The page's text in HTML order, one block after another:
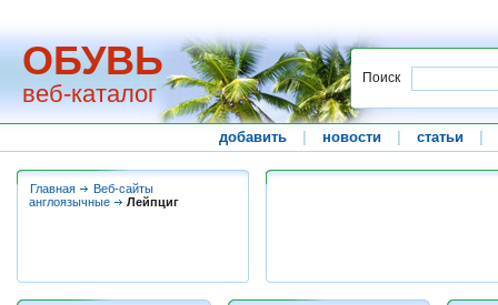
ОБУВЬ
веб-каталог
Поиск
добавить новости статьи
Главная
Веб-сайты
англоязычные
Лейпциг